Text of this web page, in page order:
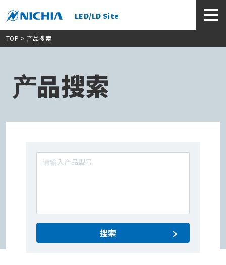
LED/LD Site
TOP > 产品搜索
产品搜索
搜索